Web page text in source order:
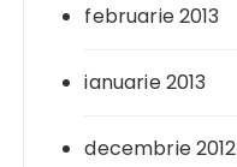
februarie 2013
ianuarie 2013
decembrie 2012